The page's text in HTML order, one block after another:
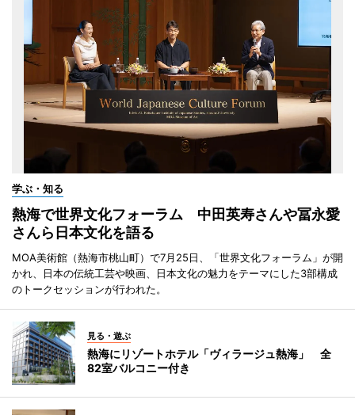
学ぶ・知る
熱海で世界文化フォーラム 中田英寿さんや冨永愛
さんら日本文化を語る
MOA美術館（熱海市桃山町）で7月25日、「世界文化フォーラム」が開
かれ、日本の伝統工芸や映画、日本文化の魅力をテーマにした3部構成
のトークセッションが行われた。
見る・遊ぶ
熱海にリゾートホテル「ヴィラージュ熱海」 全
82室バルコニー付き